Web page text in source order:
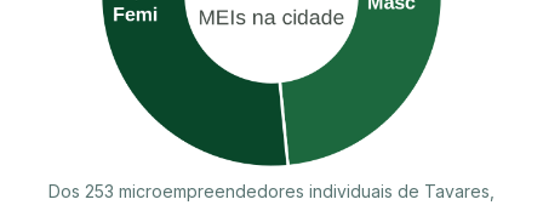
Dos 253 microempreendedores individuais de Tavares,